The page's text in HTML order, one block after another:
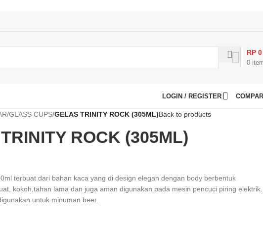
0
RP 0
LOGIN / REGISTER
/GLASS CUPS/GELAS TRINITY ROCK (305ML)Back to products
ROCK (305ML)
terbuat dari bahan kaca yang di design elegan dengan body berbentuk
kokoh,tahan lama dan juga aman digunakan pada mesin pencuci piring elektrik.
untuk minuman beer.